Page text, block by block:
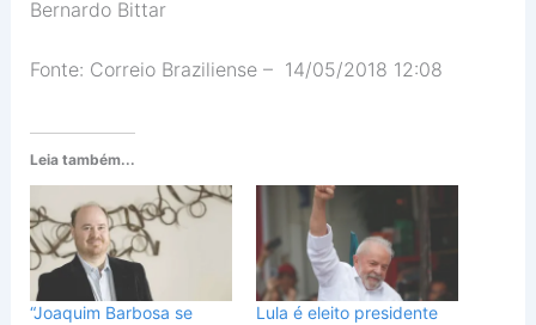
Bernardo Bittar
Fonte: Correio Braziliense – 14/05/2018 12:08
Leia também...
“Joaquim Barbosa se
Lula é eleito presidente